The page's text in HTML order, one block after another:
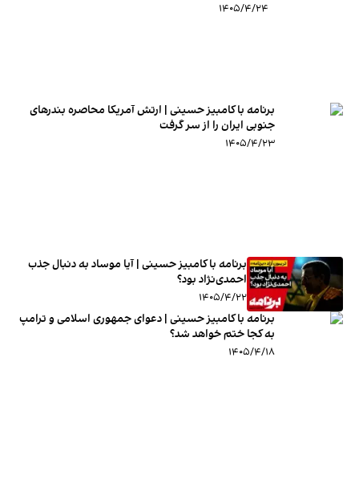
۱۴۰۵/۴/۲۴
برنامه با کامبیز حسینی | ارتش آمریکا محاصره بندرهای
جنوبی ایران را از سر گرفت
۱۴۰۵/۴/۲۳
برنامه با کامبیز حسینی | آیا موساد به دنبال جذب
احمدی‌نژاد بود؟
۱۴۰۵/۴/۲۲
برنامه با کامبیز حسینی | دعوای جمهوری اسلامی و ترامپ
به کجا ختم خواهد شد؟
۱۴۰۵/۴/۱۸